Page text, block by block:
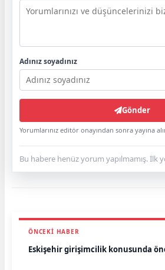
Adınız soyadınız
Gönder
Yorumlarınız editör onayından sonra yayına
Bu habere henüz yorum yapılmamış. İlk
ÖNCEKI HABER
Eskişehir girişimcilik konusunda